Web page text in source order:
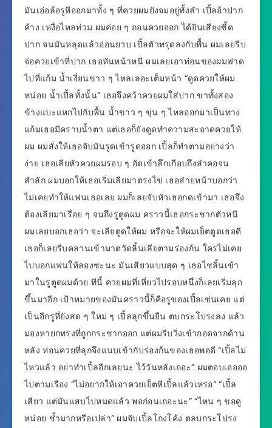
มันเอ่อล้อรูหีออกมาทั้ง ๆ ที่ควยผมยังจมอยู่ทั้งลำ เปิ้ลอ้าปาก
ค้าง เหงื่อไหลท่วม ผมค่อย ๆ ถอนควยออก ได้ยินเสียงซี้ด
ปาก จนมันหลุดแล้วอ่อนยวบ เปิ้ลตัวทรุดลงกับพื้น ผมเลยรีบ
จ่อควยเข้าที่ปาก เธอหันหน้าหนี ผมเลยเอาท่อนของผมฟาด
ไปที่แก้ม น้ำเงี่ยนขาว ๆ ไหลเลอะเต็มหน้า “ดูดควยให้ผม
หน่อย น้ำเปิ้ลทั้งนั้น” เธอจึงคว้าควยผมใส่ปาก ขาทั้งสอง
ข้างแบะแหกไปกับพื้น น้ำขาว ๆ ขุ่น ๆ ไหลออกมาเป็นทาง
แก้มเธอมีคราบน้ำตา แต่เธอก็ยังดูดทำความสะอาดควยให้
ผม ผมสั่งให้เธอจับมันรูดเข้ารูดออก เปิ้ลก็ทำตามอย่างว่า
ง่าย เธอเลียหัวควยผมรอบ ๆ อัดเข้าลึกเกือบถึงลำคอจน
สำลัก ผมบอกให้เธอเริ่มเลียมาตรงไข่ เธอส่ายหน้าบอกว่า
ไม่เคยทำให้แฟนเธอเลย ผมก็เลยจับหัวเธอกดเข้ามา เธอจึง
ต้องเลียมาเรื่อย ๆ จนถึงรูตูดผม คราวนี้เธอกระชากตัวหนี
ผมเลยบอกเธอว่า จะเลียตูดให้ผม หรือจะให้ผมเย็ตตูดเธอดี
เธอก็เลยรีบคลานเข้ามาตวัดลิ้นเลียตามร่องก้น ใครไม่เคย
ไปบอกแฟนให้ลองซะนะ มันเสียวแบบสุด ๆ เธอไชลิ้นเข้า
มาในรูตูดผมด้วย ทีนี้ ควยผมที่เหี่ยวไปรอบหนึ่งก็เลยเริ่มลุก
ขึ้นมาอีก เป้าหมายของมันคราวนี้ก็คือรูของเปิ้ลเช่นเคย แต่
เป็นอีกรูที่ยังสด ๆ ใหม่ ๆ เปิ้ลลุกขึ้นยืน ตบกระโปรงลง แล้ว
มองหายกทรงที่ถูกกระชากออก แต่ผมรีบวิ่งเข้ากอดจากด้าน
หลัง ท่อนควยที่ลุกจึงแนบเข้ากับร่องก้นของเธอพอดี “เปิ้ลไม่
ไหวแล้ว อย่าทำเปิ้ลอีกเลยนะ ไว้วันหลังเถอะ” ผมตอบเออออ
ไปตามเรือง “ไม่อยากให้เอาควยเย็ตหีเปิ้ลแล้วเหรอ” “เปิ้ล
เสียว แต่มันแสบไปหมดแล้ว พอก่อนเถอะนะ” “ไหน ๆ ขอดู
หน่อย ช้ำมากหรือเปล่า” ผมจับเปิ้ลโกงโค้ง ตลบกระโปรง